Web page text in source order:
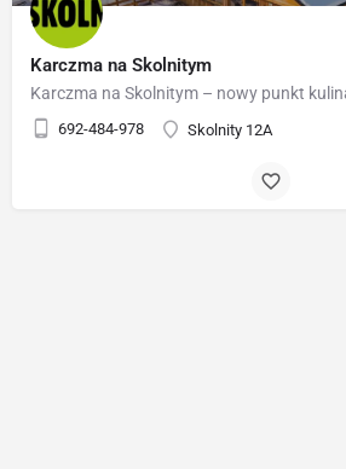
Karczma na Skolnitym
692-484-978 Skolnity 12A